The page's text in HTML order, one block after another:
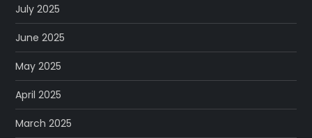
July 2025
June 2025
May 2025
April 2025
March 2025